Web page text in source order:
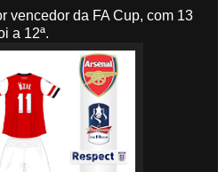
vencedor da FA Cup, com 13
a 12ª.